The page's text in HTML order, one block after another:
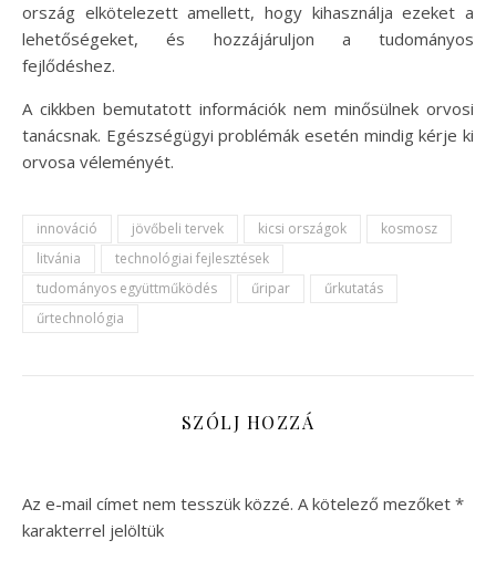
ország elkötelezett amellett, hogy kihasználja ezeket a
lehetőségeket, és hozzájáruljon a tudományos
fejlődéshez.
A cikkben bemutatott információk nem minősülnek orvosi
tanácsnak. Egészségügyi problémák esetén mindig kérje ki
orvosa véleményét.
innováció jövőbeli tervek kicsi országok
kosmosz
litvánia
technológiai fejlesztések
tudományos együttműködés
űripar
űrkutatás
űrtechnológia
SZÓLJ HOZZÁ
Az e-mail címet nem tesszük közzé. A kötelező mezőket *
karakterrel jelöltük